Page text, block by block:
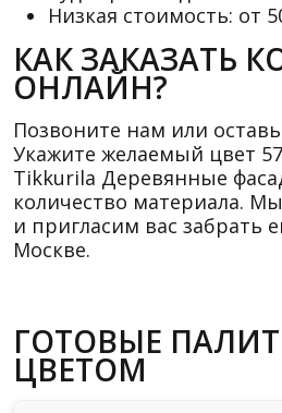
Низкая стоимость: от
КАК ЗАКАЗАТЬ
ОНЛАЙН?
Позвоните нам или
Укажите желаемый цвет
Tikkurila Деревянные
количество материала.
и пригласим вас забрать
Москве.
ГОТОВЫЕ
ЦВЕТОМ